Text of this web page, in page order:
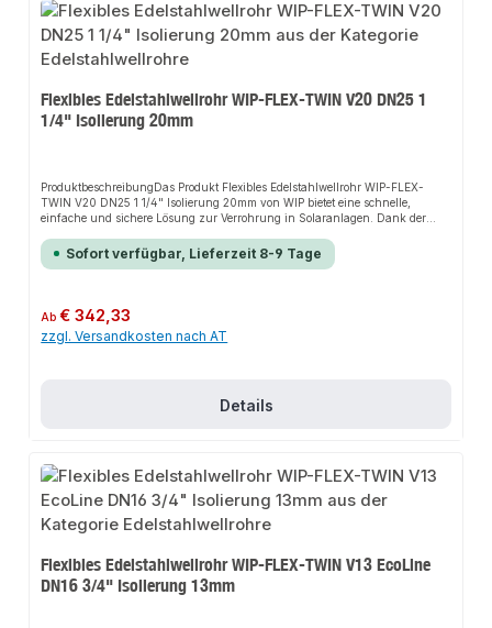
Flexibles Edelstahlwellrohr WIP-FLEX-TWIN V20 DN25 1
1/4" Isolierung 20mm
ProduktbeschreibungDas Produkt Flexibles Edelstahlwellrohr WIP-FLEX-
TWIN V20 DN25 1 1/4" Isolierung 20mm von WIP bietet eine schnelle,
einfache und sichere Lösung zur Verrohrung in Solaranlagen. Dank der
verschiedene bauliche Gegebenheiten an. Das robuste Design und die
einfache Montage machen dieses Produkt zu einer zuverlässigen Wahl für
180°CKorrosionsbeständigkeit20mm Isolierung aus Vlies mit PE-
SchutzfolieAnwendungsbereicheVerrohrung in SolaranlagenInstallationen
auf Dächern und in AußenbereichenProduktdatenMaterial:
Sofort verfügbar, Lieferzeit 8-9 Tage
Regulärer Preis:
Ab€ 342,33
zzgl. Versandkosten nach AT
Details
Flexibles Edelstahlwellrohr WIP-FLEX-TWIN V13 EcoLine
DN16 3/4" Isolierung 13mm